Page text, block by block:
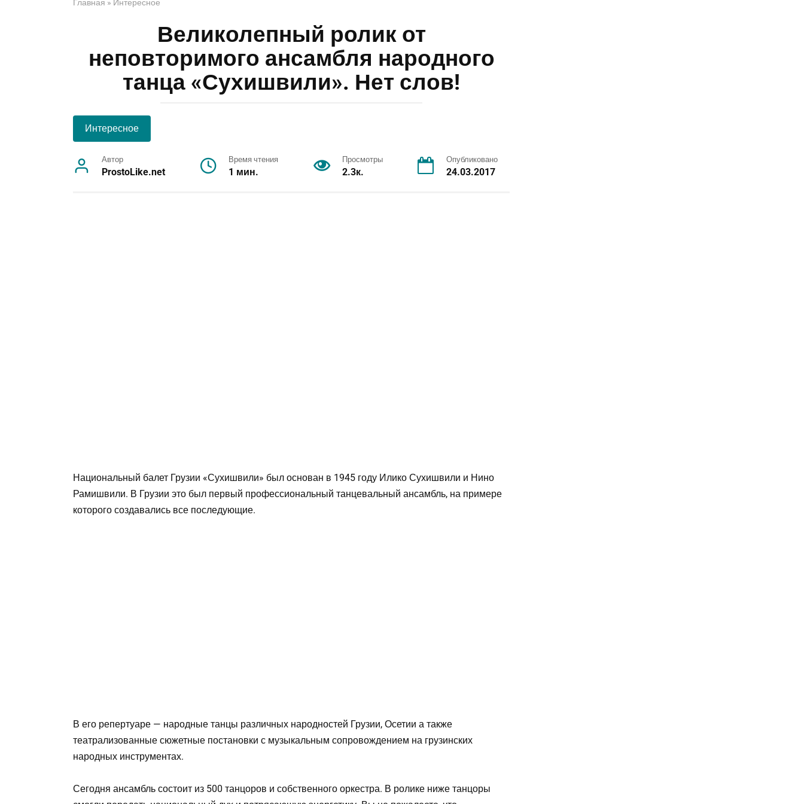
Главная » Интересное
Великолепный ролик от
неповторимого ансамбля народного
танца «Сухишвили». Нет слов!
Интересное
Автор
ProstoLike.net
Время чтения
1 мин.
Просмотры
2.3к.
Опубликовано
24.03.2017
Национальный балет Грузии «Сухишвили» был основан в 1945 году Илико Сухишвили и Нино
Рамишвили. В Грузии это был первый профессиональный танцевальный ансамбль, на примере
которого создавались все последующие.
В его репертуаре — народные танцы различных народностей Грузии, Осетии а также
театрализованные сюжетные постановки с музыкальным сопровождением на грузинских
народных инструментах.
Сегодня ансамбль состоит из 500 танцоров и собственного оркестра. В ролике ниже танцоры